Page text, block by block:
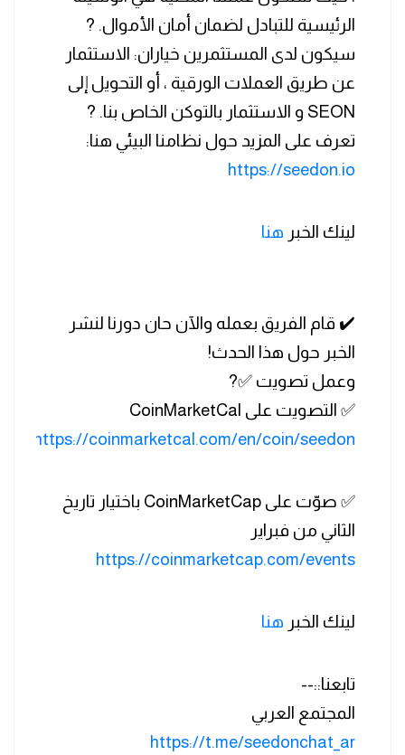
الرئيسية للتبادل لضمان أمان الأموال. ?
سيكون لدى المستثمرين خياران: الاستثمار
عن طريق العملات الورقية ، أو التحويل إلى
SEON و الاستثمار بالتوكن الخاص بنا. ?
تعرف على المزيد حول نظامنا البيئي هنا:
https://seedon.io
لينك الخبر هنا
✔️ قام الفريق بعمله والآن حان دورنا لنشر
الخبر حول هذا الحدث!
وعمل تصويت ✅?
✅ التصويت على CoinMarketCal
https://coinmarketcal.com/en/coin/seedon
✅ صوّت على CoinMarketCap باختيار تاريخ
الثاني من فبراير
https://coinmarketcap.com/events
لينك الخبر هنا
تابعنا::--
المجتمع العربي
https://t.me/seedonchat_ar